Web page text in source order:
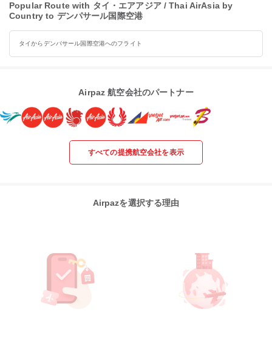
Popular Route with タイ・エアアジア / Thai AirAsia by
Country to デンパサール国際空港
タイからデンパサール国際空港へのフライト
Airpaz 航空会社のパートナー
すべての提携航空会社を表示
Airpazを選択する理由